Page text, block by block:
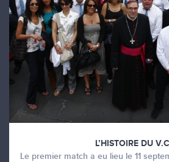
L’HISTOIRE DU
Le premier match a eu lieu le 11